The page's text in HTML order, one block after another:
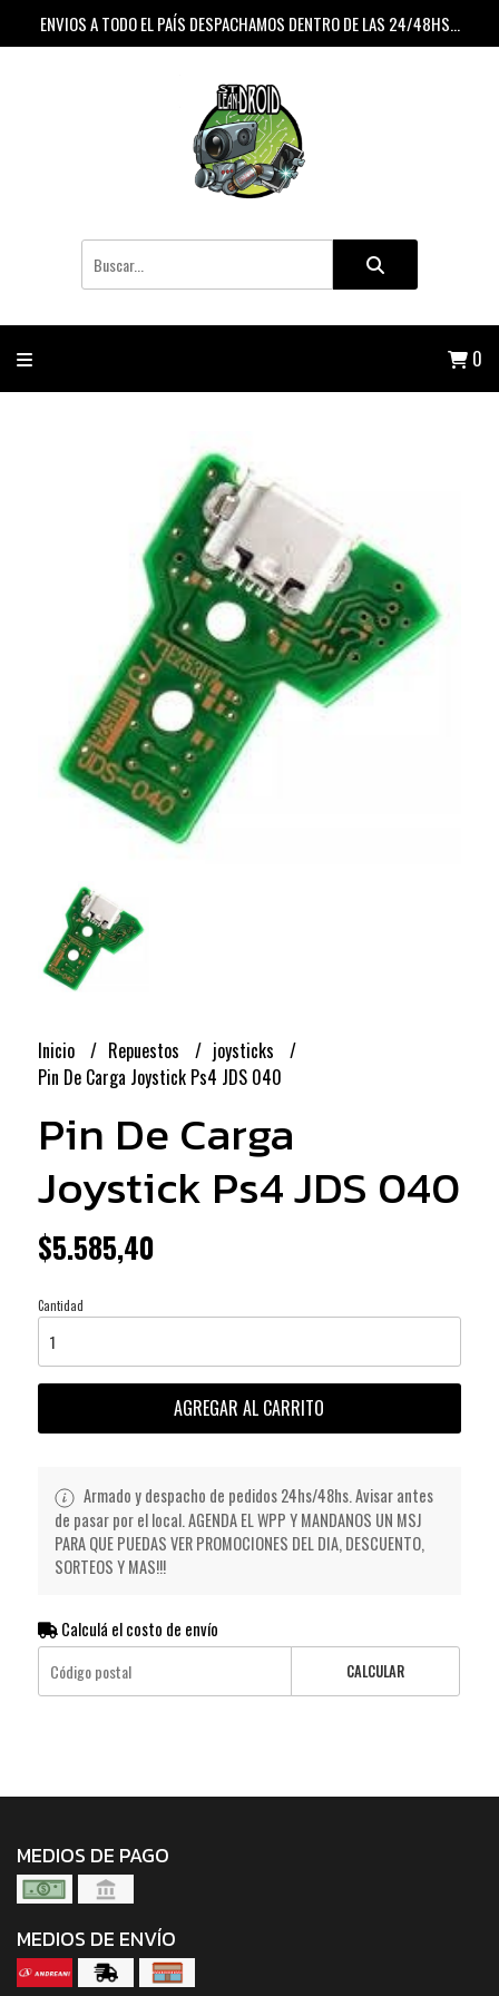
ENVIOS A TODO EL PAÍS DESPACHAMOS DENTRO DE LAS 24/48HS...
0
Inicio Repuestos
joysticks
Pin De Carga Joystick Ps4 JDS 040
Pin De Carga
Joystick Ps4 JDS 040
$5.585,40
Cantidad
AGREGAR AL CARRITO
Armado y despacho de pedidos 24hs/48hs. Avisar antes
de pasar por el local. AGENDA EL WPP Y MANDANOS UN MSJ
PARA QUE PUEDAS VER PROMOCIONES DEL DIA, DESCUENTO,
SORTEOS Y MAS!!!
Calculá el costo de envío
CALCULAR
MEDIOS DE PAGO
MEDIOS DE ENVÍO